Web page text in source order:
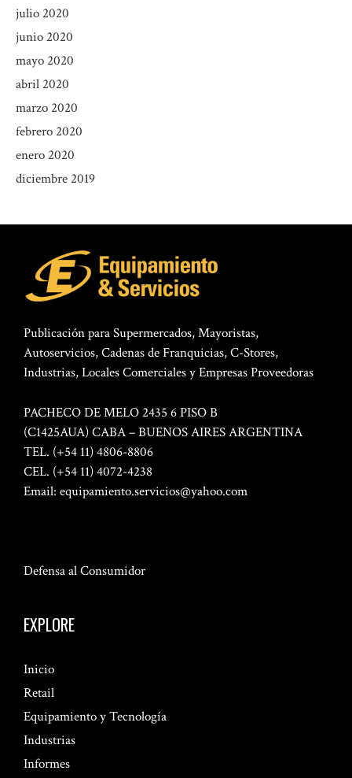
julio 2020
junio 2020
mayo 2020
abril 2020
marzo 2020
febrero 2020
enero 2020
diciembre 2019
Publicación para Supermercados, Mayoristas,
Autoservicios, Cadenas de Franquicias, C-Stores,
Industrias, Locales Comerciales y Empresas Proveedoras
PACHECO DE MELO 2435 6 PISO B
(C1425AUA) CABA – BUENOS AIRES ARGENTINA
TEL. (+54 11) 4806-8806
CEL. (+54 11) 4072-4238
Email: equipamiento.servicios@yahoo.com
Defensa al Consumidor
EXPLORE
Inicio
Retail
Equipamiento y Tecnología
Industrias
Informes